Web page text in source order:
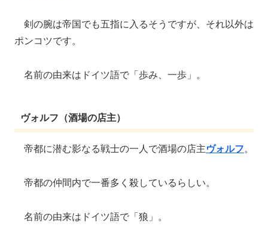
剣の腕は帝国でも五指に入るそうですが、それ以外は
ポンコツです。
名前の由来はドイツ語で「歩み、一歩」。
ヴォルフ（酒場の店主）
帝都に潜む影なる戦士の一人で酒場の店主ヴォルフ。
帝都の仲間内で一番多く殺しているらしい。
名前の由来はドイツ語で「狼」。